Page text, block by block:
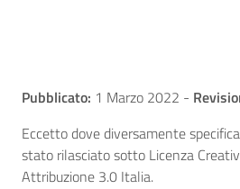
Pubblicato: 1 Marzo 2022 -
Eccetto dove diversamente
stato rilasciato sotto Licenza
Attribuzione 3.0 Italia.